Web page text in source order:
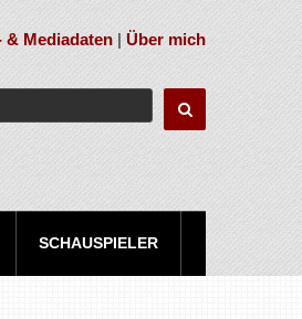
& Mediadaten |Über mich
SCHAUSPIELER